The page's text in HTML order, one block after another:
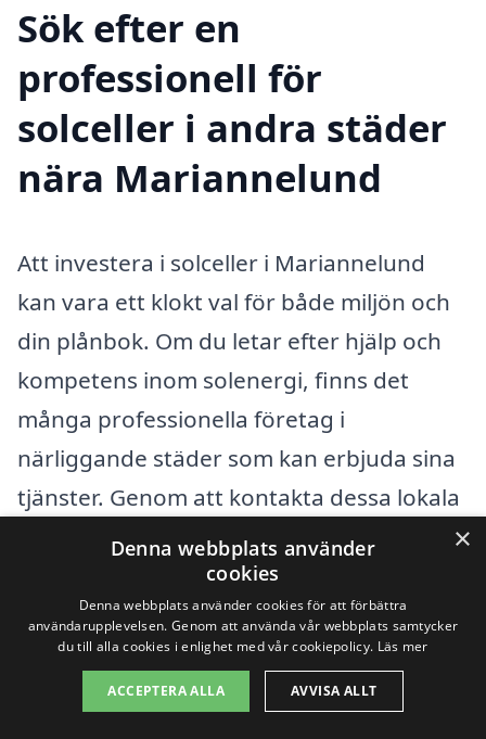
Sök efter en
professionell för
solceller i andra städer
nära Mariannelund
Att investera i solceller i Mariannelund
kan vara ett klokt val för både miljön och
din plånbok. Om du letar efter hjälp och
kompetens inom solenergi, finns det
många professionella företag i
närliggande städer som kan erbjuda sina
tjänster. Genom att kontakta dessa lokala
leverantörer kan du få skräddarsydda
erbjudanden och rådgivning anpassad till
just dina behov.
När du söker efter solcellslösningar i
Mariannelund, överväg att kontakta
×
Denna webbplats använder
cookies
Denna webbplats använder cookies för att förbättra
användarupplevelsen. Genom att använda vår webbplats samtycker
du till alla cookies i enlighet med vår cookiepolicy. Läs mer
ACCEPTERA ALLA AVVISA ALLT